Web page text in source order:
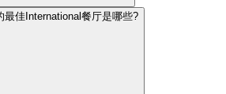
最佳International餐厅是哪些?